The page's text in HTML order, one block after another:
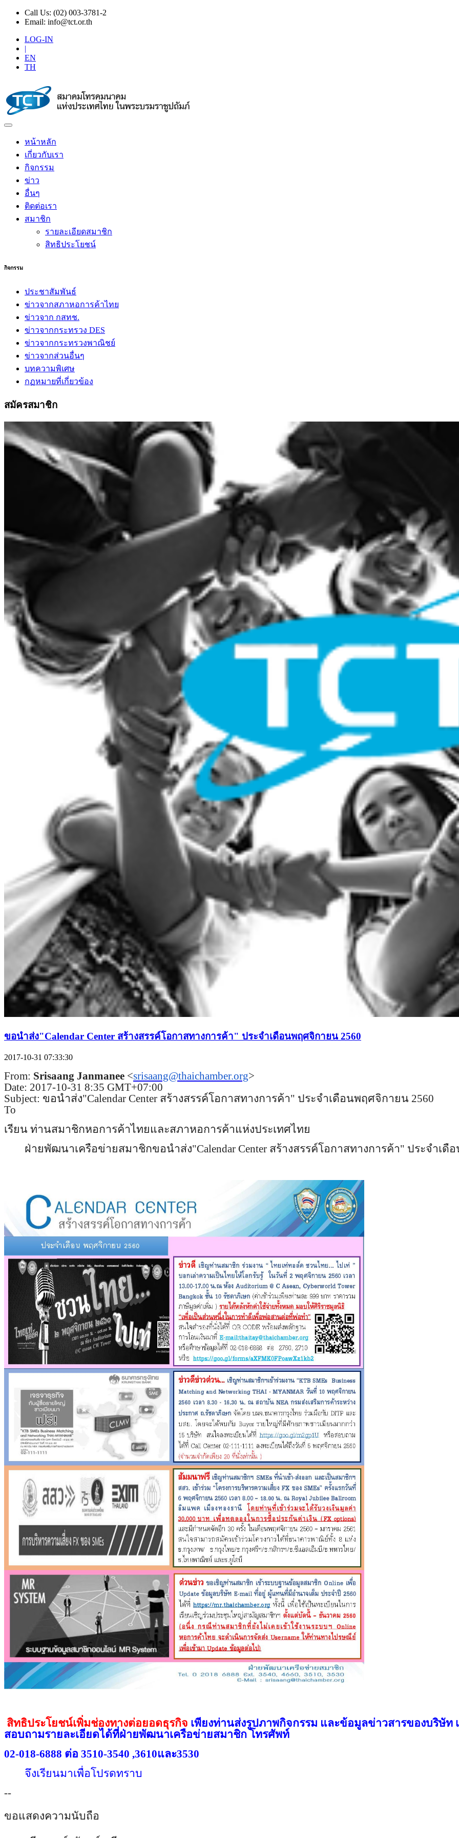
Call Us: (02) 003-3781-2
Email: info@tct.or.th
LOG-IN
|
EN
TH
หน้าหลัก
เกี่ยวกับเรา
กิจกรรม
ข่าว
อื่นๆ
ติดต่อเรา
สมาชิก
รายละเอียดสมาชิก
สิทธิประโยชน์
กิจกรรม
ประชาสัมพันธ์
ข่าวจากสภาหอการค้าไทย
ข่าวจาก กสทช.
ข่าวจากกระทรวง DES
ข่าวจากกระทรวงพาณิชย์
ข่าวจากส่วนอื่นๆ
บทความพิเศษ
กฏหมายที่เกี่ยวข้อง
สมัครสมาชิก
ขอนำส่ง"Calendar Center สร้างสรรค์โอกาสทางการค้า" ประจำเดือนพฤศจิกายน 2560
2017-10-31 07:33:30
From: Srisaang Janmanee <srisaang@thaichamber.org>
Date: 2017-10-31 8:35 GMT+07:00
Subject: ขอนำส่ง"Calendar Center สร้างสรรค์โอกาสทางการค้า" ประจำเดือนพฤศจิกายน 2560
To
เรียน ท่านสมาชิกหอการค้าไทยและสภาหอการค้าแห่งประเทศไทย
ฝ่ายพัฒนาเครือข่ายสมาชิกขอนำส่ง"Calendar Center สร้างสรรค์โอกาสทางการค้า" ประจำเ
สิทธิประโยชน์เพิ่มช่องทางต่อยอดธุรกิจ เพียงท่านส่งรูปภาพกิจกรรม และข้อมูลข่าวสารของบริษัท
สอบถามรายละเอียดได้ที่ฝ่ายพัฒนาเครือข่ายสมาชิก โทรศัพท์
02-018-6888 ต่อ 3510-3540 ,3610และ3530
จึงเรียนมาเพื่อโปรดทราบ
--
ขอแสดงความนับถือ